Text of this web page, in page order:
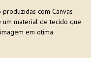
produzidas com Canvas
um material de tecido que
em otima